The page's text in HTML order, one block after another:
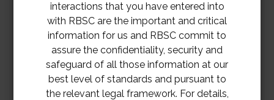
จึงเรียนประกาศมาเพื่อทราบและขออภัยในความไม่สะดวก
มา ณ ที่นี้
interactions that you have entered into
with RBSC are the important and critical
information for us and RBSC commit to
assure the confidentiality, security and
safeguard of all those information at our
best level of standards and pursuant to
the relevant legal framework. For details,